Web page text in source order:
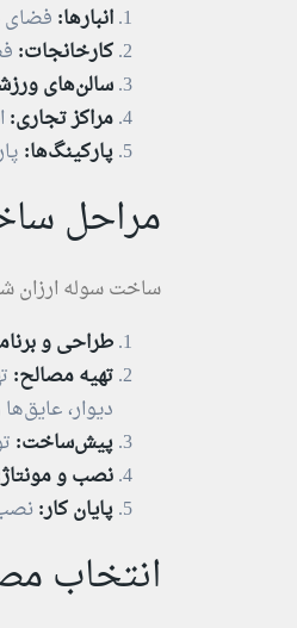
انبارها: فضای
کارخانجات:
سالن‌های
مراکز تجاری:
پارکینگ‌ها:
مراحل
ساخت سوله ارزان
طراحی و
تهیه مصالح:
دیوار،
پیش‌ساخت:
نصب و
پایان کار:
انتخاب